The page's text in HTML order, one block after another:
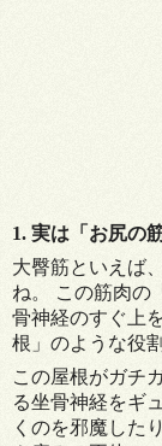
1. 実は「お尻の
大臀筋といえば
ね。 この筋肉の
骨神経のすぐ上
根」のような役
この屋根がガチ
る坐骨神経をギ
くのを邪魔した